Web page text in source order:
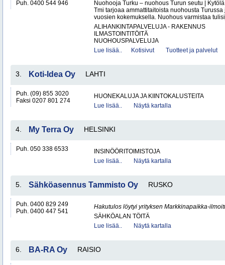
Puh. 0400 544 946
Nuohooja Turku – nuohous Turun seutu |
Tmi tarjoaa ammattitaitoista nuohousta
vuosien kokemuksella. Nuohous varmistaa
ALIHANKINTAPALVELUJA - RAKENNUS
ILMASTOINTITÖITÄ
NUOHOUSPALVELUJA
Lue lisää..
Kotisivut Tuotteet ja palvelut
3. Koti-Idea Oy LAHTI
Puh. (09) 855 3020
Faksi 0207 801 274
HUONEKALUJA JA KIINTOKALUSTEITA
Lue lisää..
Näytä kartalla
4. My Terra Oy HELSINKI
Puh. 050 338 6533
INSINÖÖRITOIMISTOJA
Lue lisää..
Näytä kartalla
5. Sähköasennus Tammisto Oy RUSKO
Puh. 0400 829 249
Puh. 0400 447 541
Hakutulos löytyi yrityksen Markkinapaikka-
SÄHKÖALAN TÖITÄ
Lue lisää..
Näytä kartalla
6. BA-RA Oy RAISIO